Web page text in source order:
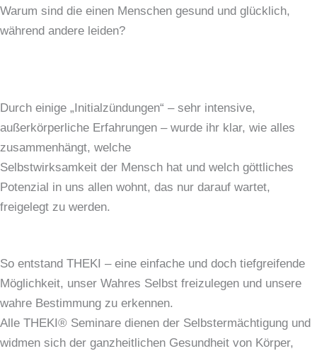
Warum sind die einen Menschen gesund und glücklich,
während andere leiden?
Durch einige „Initialzündungen“ – sehr intensive,
außerkörperliche Erfahrungen – wurde ihr klar, wie alles
zusammenhängt, welche
Selbstwirksamkeit der Mensch hat und welch göttliches
Potenzial in uns allen wohnt, das nur darauf wartet,
freigelegt zu werden.
So entstand THEKI – eine einfache und doch tiefgreifende
Möglichkeit, unser Wahres Selbst freizulegen und unsere
wahre Bestimmung zu erkennen.
Alle THEKI® Seminare dienen der Selbstermächtigung und
widmen sich der ganzheitlichen Gesundheit von Körper,